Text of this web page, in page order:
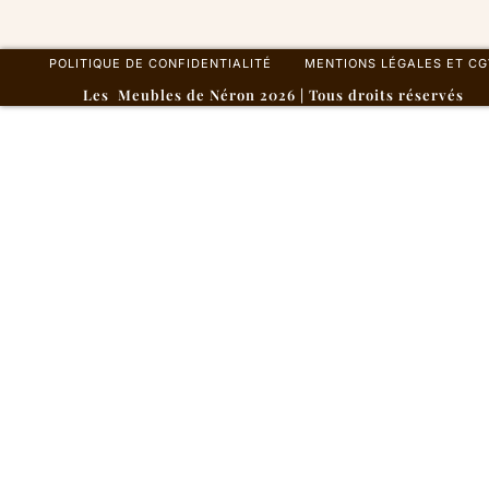
Les Meubles de Néron 2026 | Tous droits réservés
POLITIQUE DE CONFIDENTIALITÉ MENTIONS LÉGALES ET